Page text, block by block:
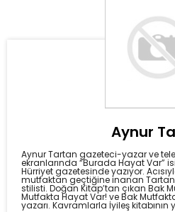
Aynur
Aynur Tartan gazeteci-yazar ve
ekranlarında “Burada Hayat Var”
Hürriyet gazetesinde yazıyor.
mutfaktan geçtiğine inanan
stilisti. Doğan Kitap’tan çıkan Bak
Mutfakta Hayat Var! ve Bak
yazarı. Kavramlarla İyileş kitabının